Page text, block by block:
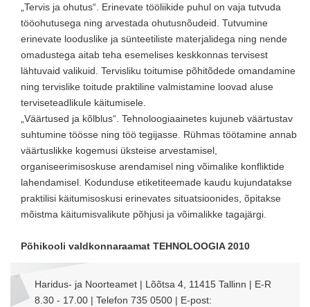
„Tervis ja ohutus“. Erinevate tööliikide puhul on vaja tutvuda
tööohutusega ning arvestada ohutusnõudeid. Tutvumine
erinevate looduslike ja sünteetiliste materjalidega ning nende
omadustega aitab teha esemelises keskkonnas tervisest
lähtuvaid valikuid. Tervisliku toitumise põhitõdede omandamine
ning tervislike toitude praktiline valmistamine loovad aluse
terviseteadlikule käitumisele.
„Väärtused ja kõlblus“. Tehnoloogiaainetes kujuneb väärtustav
suhtumine töösse ning töö tegijasse. Rühmas töötamine annab
väärtuslikke kogemusi üksteise arvestamisel,
organiseerimisoskuse arendamisel ning võimalike konfliktide
lahendamisel. Kodunduse etiketiteemade kaudu kujundatakse
praktilisi käitumisoskusi erinevates situatsioonides, õpitakse
mõistma käitumisvalikute põhjusi ja võimalikke tagajärgi.
Põhikooli valdkonnaraamat TEHNOLOOGIA 2010
Haridus- ja Noorteamet | Lõõtsa 4, 11415 Tallinn | E-R
8.30 - 17.00 | Telefon 735 0500 | E-post: